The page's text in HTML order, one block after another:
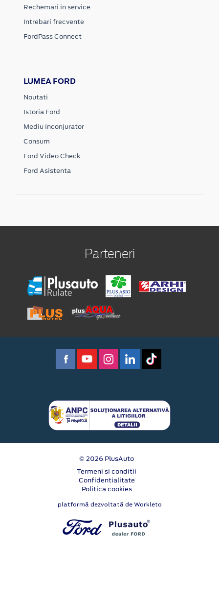
Rechemari in service
Intrebari frecvente
FordPass Connect
LUMEA FORD
Noutati
Istoria Ford
Mediu inconjurator
Consum
Ford Video Check
Ford Asistenta
Parteneri
© 2026 PlusAuto
Termeni si conditii
Confidentialitate
Politica cookies
platformă dezvoltată de Workleto